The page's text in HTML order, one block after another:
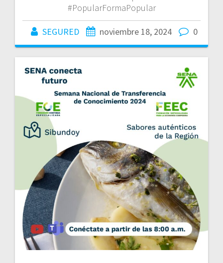
#PopularFormaPopular
SEGURED noviembre 18, 2024 0